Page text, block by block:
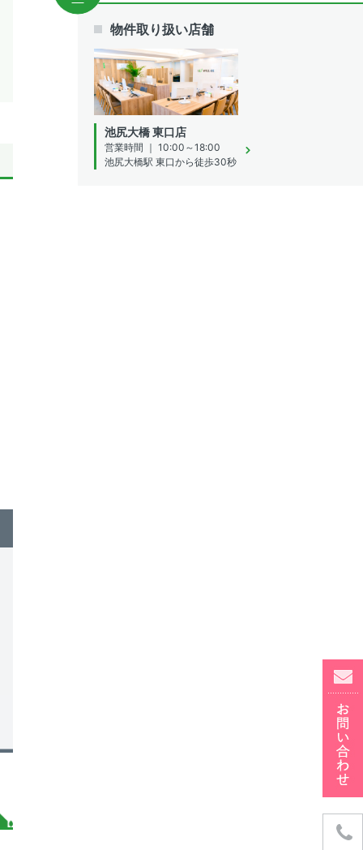
物件取り扱い店舗
池尻大橋 東口店
営業時間 ｜ 10:00～18:00
池尻大橋駅 東口から徒歩30秒